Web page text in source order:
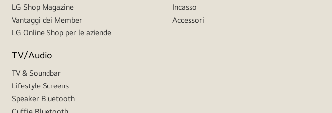
LG Shop Magazine
Vantaggi dei Member
LG Online Shop per le aziende
TV/Audio
TV & Soundbar
Lifestyle Screens
Speaker Bluetooth
Incasso
Accessori